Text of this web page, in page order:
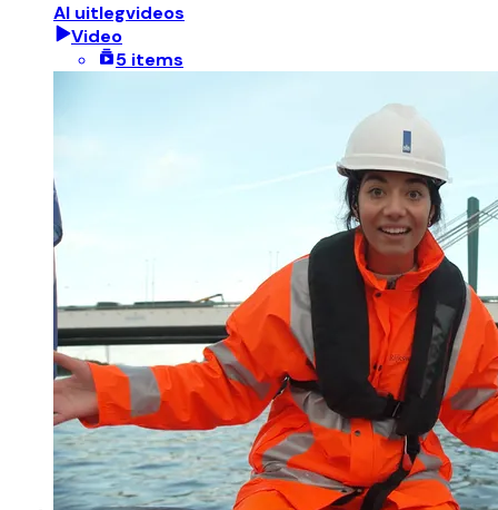
AI uitlegvideos
Video
5 items